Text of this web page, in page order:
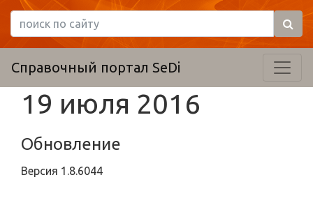
Справочный портал SeDi
19 июля 2016
Обновление
Версия 1.8.6044